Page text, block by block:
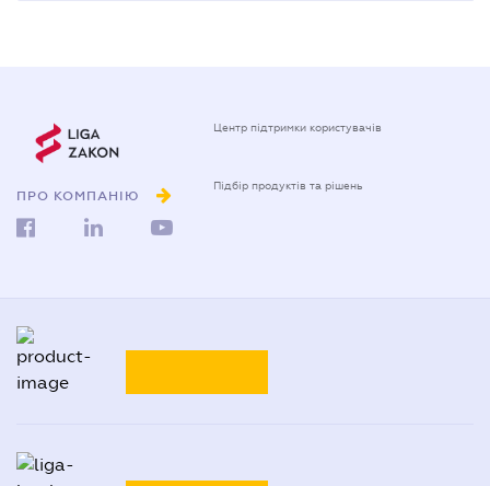
ПРО КОМПАНІЮ
Центр підтримки користувачів